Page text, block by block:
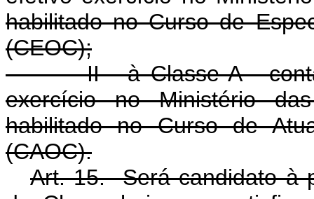
habilitado no Curso de
(CEOC);
II - à Classe A - contar,
exercício no Ministério
habilitado no Curso de
(CAOC).
Art. 15. Será candidato à